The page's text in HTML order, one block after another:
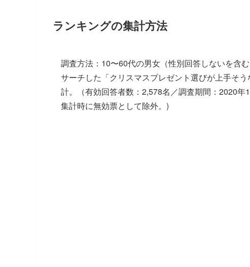
ランキングの集計方法
調査方法：10〜60代の男女（性別回答しないを含
サーチした「クリスマスプレゼント選びが上手そ
計。（有効回答者数：2,578名／調査期間：2020年
集計時に無効票として除外。)